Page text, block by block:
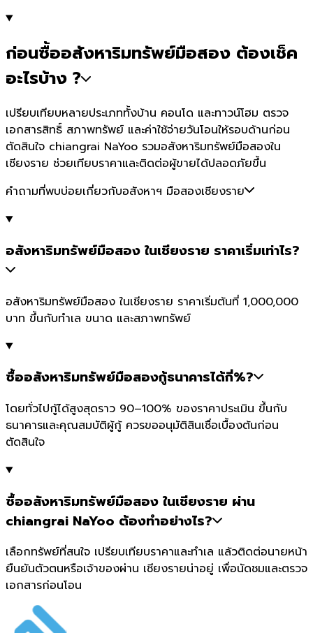
ก่อนซื้ออสังหาริมทรัพย์มือสอง ต้องเช็ค
อะไรบ้าง ?
เปรียบเทียบหลายประเภททั้งบ้าน คอนโด และทาวน์โฮม ตรวจ
เอกสารสิทธิ์ สภาพทรัพย์ และค่าใช้จ่ายวันโอนให้รอบด้านก่อน
ตัดสินใจ chiangrai NaYoo รวมอสังหาริมทรัพย์มือสองใน
เชียงราย ช่วยเทียบราคาและติดต่อผู้ขายได้ปลอดภัยขึ้น
คำถามที่พบบ่อยเกี่ยวกับอสังหาฯ มือสองเชียงราย
อสังหาริมทรัพย์มือสอง ในเชียงราย ราคาเริ่มเท่าไร?
อสังหาริมทรัพย์มือสอง ในเชียงราย ราคาเริ่มต้นที่ 1,000,000
บาท ขึ้นกับทำเล ขนาด และสภาพทรัพย์
ซื้ออสังหาริมทรัพย์มือสองกู้ธนาคารได้กี่%?
โดยทั่วไปกู้ได้สูงสุดราว 90–100% ของราคาประเมิน ขึ้นกับ
ธนาคารและคุณสมบัติผู้กู้ ควรขออนุมัติสินเชื่อเบื้องต้นก่อน
ตัดสินใจ
ซื้ออสังหาริมทรัพย์มือสอง ในเชียงราย ผ่าน
chiangrai NaYoo ต้องทำอย่างไร?
เลือกทรัพย์ที่สนใจ เปรียบเทียบราคาและทำเล แล้วติดต่อนายหน้า
ยืนยันตัวตนหรือเจ้าของผ่าน เชียงรายน่าอยู่ เพื่อนัดชมและตรวจ
เอกสารก่อนโอน